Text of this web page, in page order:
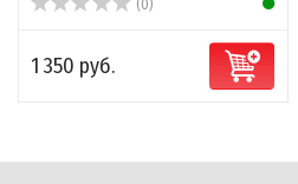
(0)
1 350 руб.